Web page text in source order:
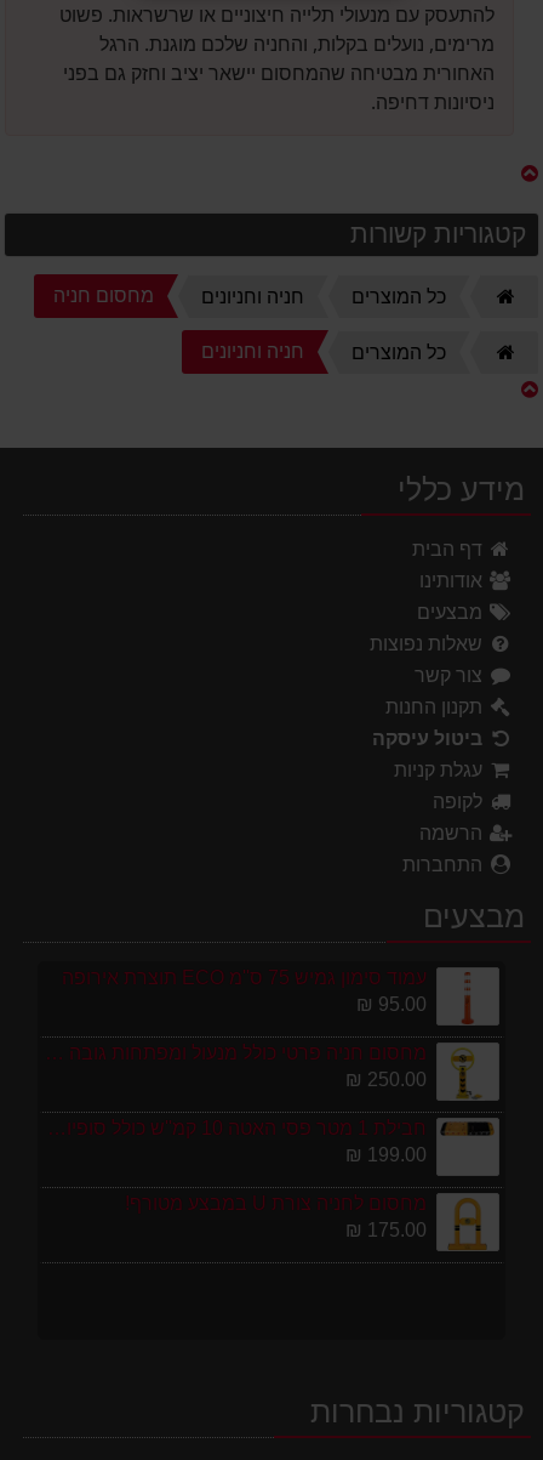
להתעסק עם מנעולי תלייה חיצוניים או שרשראות. פשוט
מרימים, נועלים בקלות, והחניה שלכם מוגנת. הרגל
האחורית מבטיחה שהמחסום יישאר יציב וחזק גם בפני
ניסיונות דחיפה.
קטגוריות קשורות
כל המוצרים חניה וחניונים מחסום חניה
כל המוצרים חניה וחניונים
מידע כללי
דף הבית
אודותינו
מבצעים
שאלות נפוצות
צור קשר
תקנון החנות
ביטול עיסקה
עגלת קניות
לקופה
הרשמה
התחברות
מבצעים
עמוד סימון גמיש 75 ס''מ ECO תוצרת אירופה
95.00 ₪
מחסום חניה פרטי כולל מנעול ומפתחות גובה 70 ס"מ
250.00 ₪
חבילת 1 מטר פסי האטה 10 קמ''ש כולל סופיות מפלסטיק
199.00 ₪
מחסום לחניה צורת U במבצע מטורף!
175.00 ₪
קטגוריות נבחרות